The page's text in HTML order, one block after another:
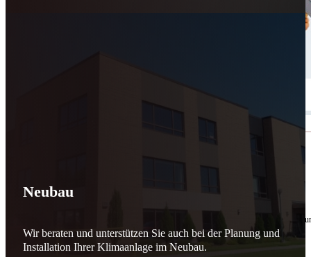
10. Februar 2026
für Sicherheit, Vertrauen
Effizient arbeiten. Ressourcen schonen. Zukunft sichern.
Nicht als Pflicht, sondern aus Überzeugung.
Neubau
Wir beraten und unterstützen Sie auch bei der Planung und
Installation Ihrer Klimaanlage im Neubau.